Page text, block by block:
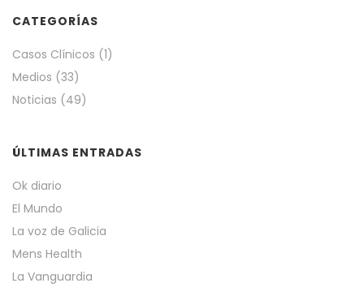
CATEGORÍAS
Casos Clínicos (1)
Medios (33)
Noticias (49)
ÚLTIMAS ENTRADAS
Ok diario
El Mundo
La voz de Galicia
Mens Health
La Vanguardia